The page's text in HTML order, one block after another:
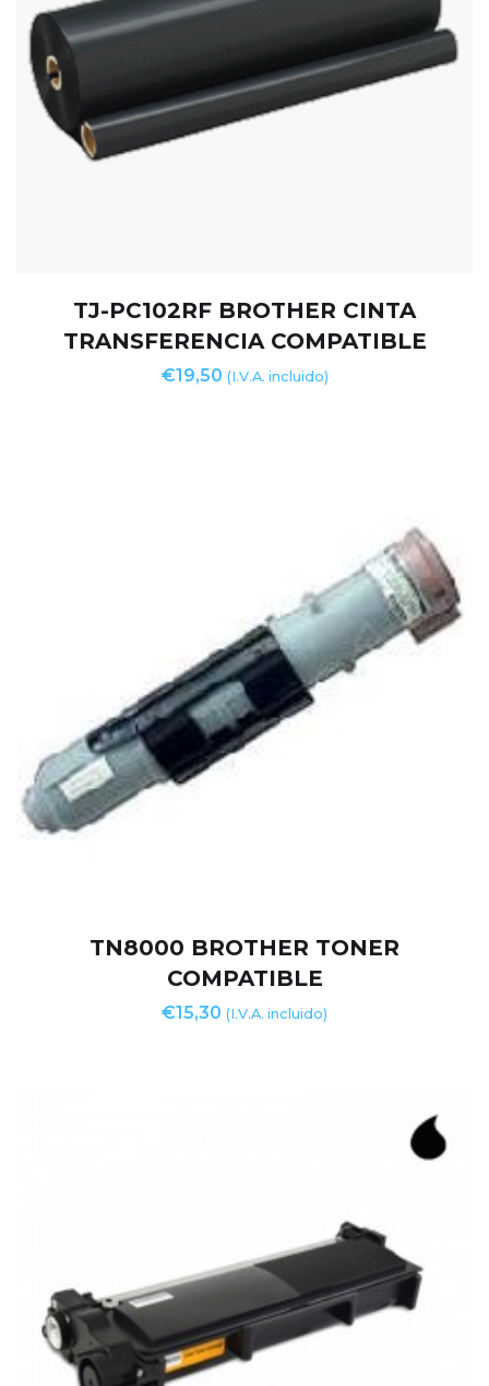
TJ-PC102RF BROTHER CINTA
TRANSFERENCIA COMPATIBLE
€19,50 (I.V.A. incluido)
TN8000 BROTHER TONER
COMPATIBLE
€15,30 (I.V.A. incluido)